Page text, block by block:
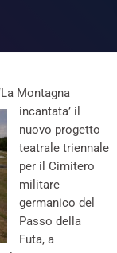
Montagna
incantata’ il
nuovo progetto
teatrale triennale
per il Cimitero
militare
germanico del
Passo della
Futa, a